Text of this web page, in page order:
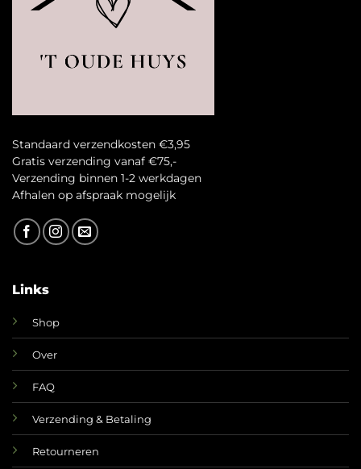
Standaard verzendkosten €3,95
Gratis verzending vanaf €75,-
Verzending binnen 1-2 werkdagen
Afhalen op afspraak mogelijk
Links
Shop
Over
FAQ
Verzending & Betaling
Retourneren